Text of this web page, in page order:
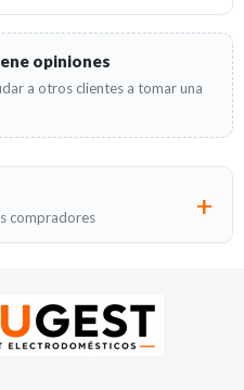
opiniones
a otros clientes a tomar una
compradores